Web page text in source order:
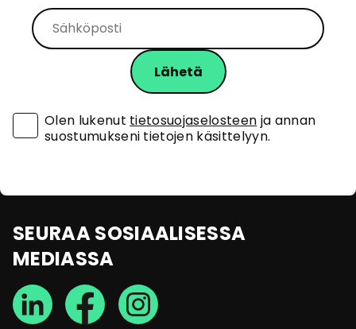
Olen lukenut tietosuojaselosteen ja annan
suostumukseni tietojen käsittelyyn.
SEURAA SOSIAALISESSA
MEDIASSA